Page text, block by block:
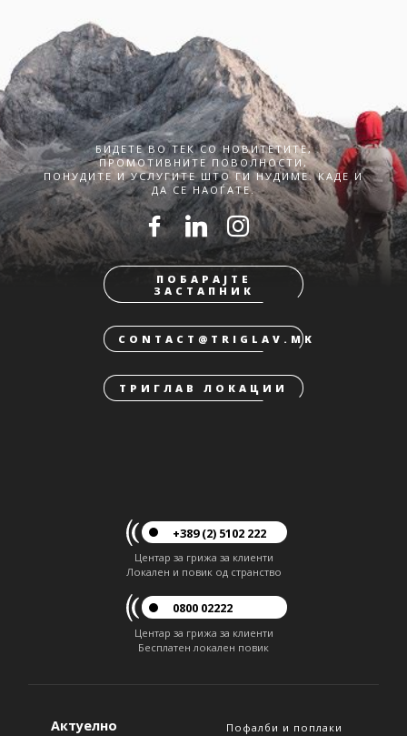
БИДЕТЕ ВО ТЕК СО НОВИТЕТИТЕ,
ПРОМОТИВНИТЕ ПОВОЛНОСТИ,
ПОНУДИТЕ И УСЛУГИТЕ ШТО ГИ НУДИМЕ. КАДЕ И
ДА СЕ НАОЃАТЕ.
ПОБАРАЈТЕ
ЗАСТАПНИК
CONTACT@TRIGLAV.MK
ТРИГЛАВ ЛОКАЦИИ
+389 (2) 5102 222
Центар за грижа за клиенти
Локален и повик од странство
0800 02222
Центар за грижа за клиенти
Бесплатен локален повик
Актуелно
Пофалби и поплаки